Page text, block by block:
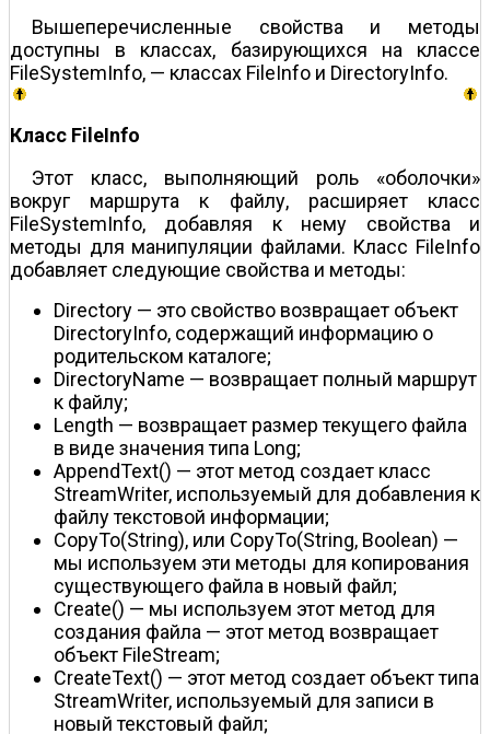
Вышеперечисленные свойства и методы
доступны в классах, базирующихся на классе
FileSystemInfo, — классах FileInfo и DirectoryInfo.
Класс FileInfo
Этот класс, выполняющий роль «оболочки»
вокруг маршрута к файлу, расширяет класс
FileSystemInfo, добавляя к нему свойства и
методы для манипуляции файлами. Класс FileInfo
добавляет следующие свойства и методы:
Directory — это свойство возвращает объект
DirectoryInfo, содержащий информацию о
родительском каталоге;
DirectoryName — возвращает полный маршрут
к файлу;
Length — возвращает размер текущего файла
в виде значения типа Long;
AppendText() — этот метод создает класс
StreamWriter, используемый для добавления к
файлу текстовой информации;
CopyTo(String), или CopyTo(String, Boolean) —
мы используем эти методы для копирования
существующего файла в новый файл;
Create() — мы используем этот метод для
создания файла — этот метод возвращает
объект FileStream;
CreateText() — этот метод создает объект типа
StreamWriter, используемый для записи в
новый текстовый файл;